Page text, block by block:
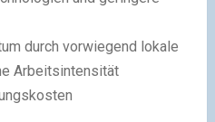
durch vorwiegend lokale
Arbeitsintensität